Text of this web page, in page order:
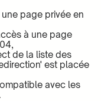
page privée en
à une page
de la liste des
est placée
avec les